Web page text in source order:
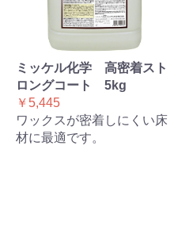
ミッケル化学 高密着スト
ロングコート 5kg
￥5,445
ワックスが密着しにくい床
材に最適です。